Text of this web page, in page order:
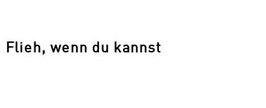
Flieh, wenn du kannst